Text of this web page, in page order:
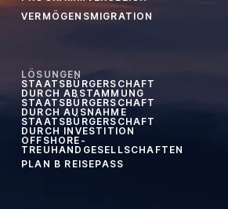
VERMÖGENSMIGRATION
LÖSUNGEN
STAATSBÜRGERSCHAFT
DURCH ABSTAMMUNG
STAATSBÜRGERSCHAFT
DURCH AUSNAHME
STAATSBÜRGERSCHAFT
DURCH INVESTITION
OFFSHORE-
TREUHANDGESELLSCHAFTEN
PLAN B REISEPASS